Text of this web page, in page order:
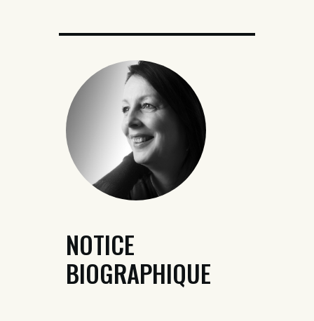
NOTICE
BIOGRAPHIQUE